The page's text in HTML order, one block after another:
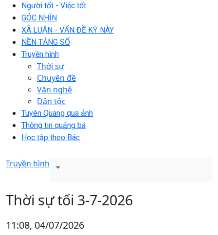
Người tốt - Việc tốt
GÓC NHÌN
XÃ LUẬN - VẤN ĐỀ KỲ NÀY
NỀN TẢNG SỐ
Truyền hình
Thời sự
Chuyên đề
Văn nghệ
Dân tộc
Tuyên Quang qua ảnh
Thông tin quảng bá
Học tập theo Bác
Truyền hình
Thời sự tối 3-7-2026
11:08, 04/07/2026